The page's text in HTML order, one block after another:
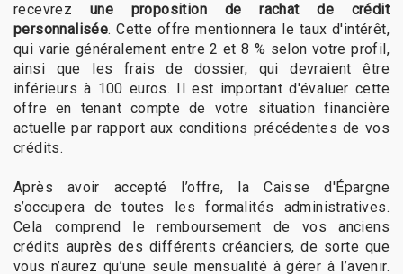
recevrez une proposition de rachat de crédit
personnalisée. Cette offre mentionnera le taux d'intérêt,
qui varie généralement entre 2 et 8 % selon votre profil,
ainsi que les frais de dossier, qui devraient être
inférieurs à 100 euros. Il est important d'évaluer cette
offre en tenant compte de votre situation financière
actuelle par rapport aux conditions précédentes de vos
crédits.
Après avoir accepté l’offre, la Caisse d'Épargne
s’occupera de toutes les formalités administratives.
Cela comprend le remboursement de vos anciens
crédits auprès des différents créanciers, de sorte que
vous n’aurez qu’une seule mensualité à gérer à l’avenir.